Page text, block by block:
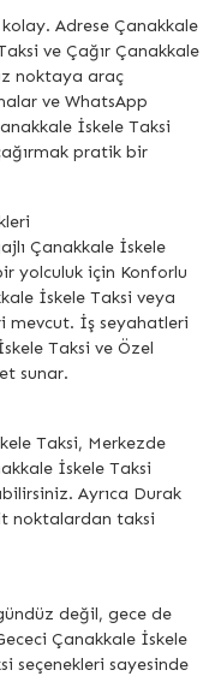
Adrese Çanakkale
ve Çağır Çanakkale
noktaya araç
ve WhatsApp
İskele Taksi
pratik bir
Çanakkale İskele
yolculuk için Konforlu
İskele Taksi veya
mevcut. İş seyahatleri
Taksi ve Özel
sunar.
Taksi, Merkezde
İskele Taksi
Ayrıca Durak
noktalardan taksi
değil, gece de
Çanakkale İskele
seçenekleri sayesinde